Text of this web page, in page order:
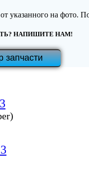
указанного на фото.
НАПИШИТЕ НАМ!
запчасти